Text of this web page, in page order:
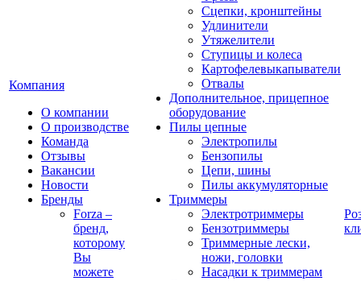
Компания
О компании
О производстве
Команда
Отзывы
Вакансии
Новости
Бренды
Forza –
бренд,
которому
Вы
можете
Сцепки, кронштейны
Удлинители
Утяжелители
Ступицы и колеса
Картофелевыкапыватели
Отвалы
Дополнительное, прицепное
оборудование
Пилы цепные
Электропилы
Бензопилы
Цепи, шины
Пилы аккумуляторные
Триммеры
Электротриммеры
Бензотриммеры
Триммерные лески,
ножи, головки
Насадки к триммерам